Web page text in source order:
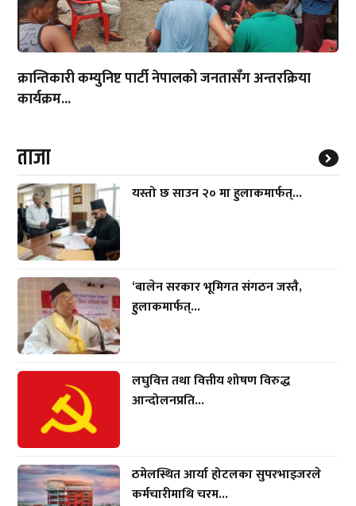
क्रान्तिकारी कम्युनिष्ट पार्टी नेपालको जनतासँग अन्तरक्रिया
कार्यक्रम...
ताजा
यस्तो छ साउन २० मा हुलाकमार्फत्...
‘बालेन सरकार भूमिगत संगठन जस्तै,
हुलाकमार्फत्...
लघुवित्त तथा वित्तीय शोषण विरुद्ध
आन्दोलनप्रति...
ठमेलस्थित आर्या होटलका सुपरभाइजरले
कर्मचारीमाथि चरम...